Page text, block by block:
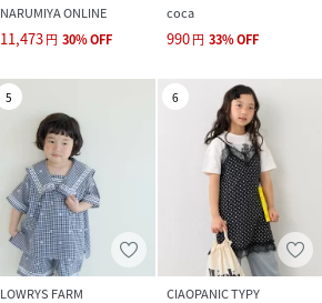
NARUMIYA ONLINE
11,473円 30%OFF
coca
990円 33%OFF
5
LOWRYS FARM
6
CIAOPANIC TYPY